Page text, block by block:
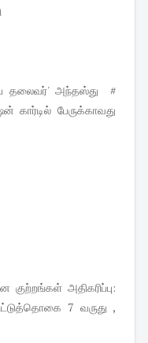
தலைவர்' அந்தஸ்து #
கார்டில் பேருக்காவது
குற்றங்கள் அதிகரிப்பு:
7 வருது ,